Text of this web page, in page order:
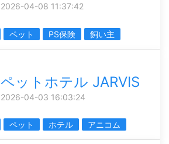
2026-04-08 11:37:42
ペット PS保険 飼い主
ペットホテル JARVIS
2026-04-03 16:03:24
ペット ホテル アニコム